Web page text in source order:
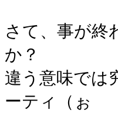
さて、事が終
か？
違う意味では
ーティ（ぉ